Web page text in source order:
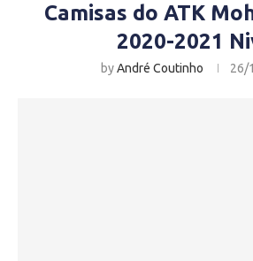
Camisas do ATK
2020-2021
byAndré Coutinho 26/